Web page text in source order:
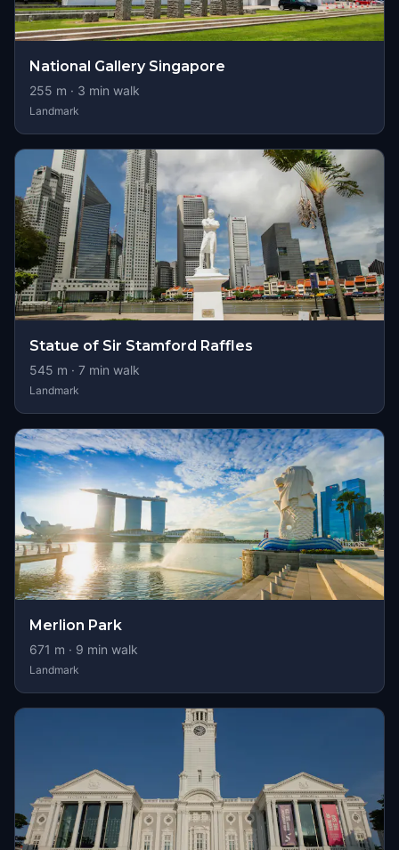
National Gallery Singapore
255 m · 3 min walk
Landmark
Statue of Sir Stamford Raffles
545 m · 7 min walk
Landmark
Merlion Park
671 m · 9 min walk
Landmark